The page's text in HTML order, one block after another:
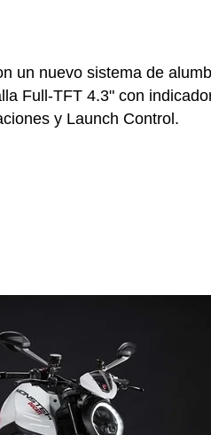
un nuevo sistema de
Full-TFT 4.3" con
y Launch Control.